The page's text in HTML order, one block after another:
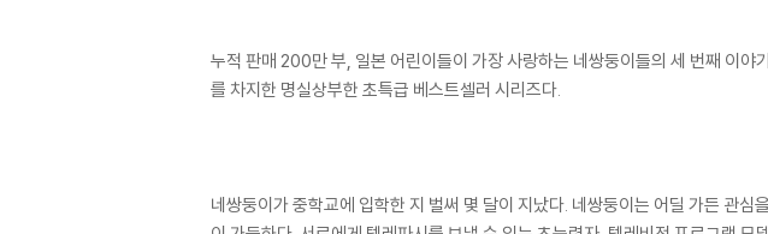
누적 판매 200만 부, 일본 어린이들이 가장 사랑하는 네쌍둥이들의 세 번째 이야
를 차지한 명실상부한 초특급 베스트셀러 시리즈다.
네쌍둥이가 중학교에 입학한 지 벌써 몇 달이 지났다. 네쌍둥이는 어딜 가든 관